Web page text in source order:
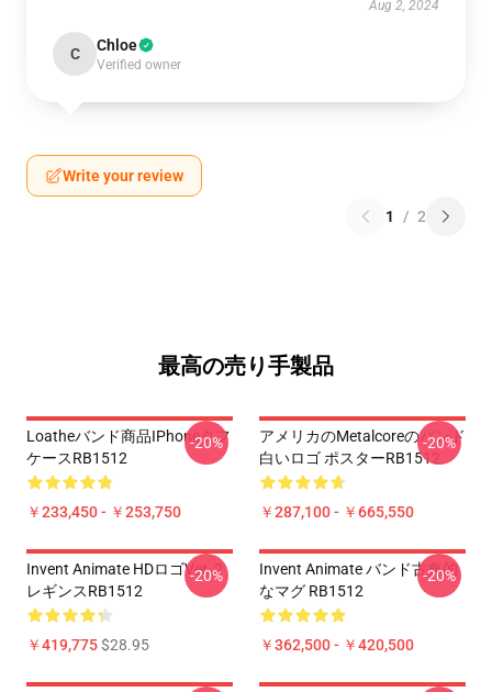
Aug 2, 2024
C Chloe
Verified owner
Write your review
1 / 2
最高の売り手製品
Loatheバンド商品iPhoneタフ
ケースRB1512
￥233,450 - ￥253,750
-20%
アメリカのmetalcoreのバンド
白いロゴ ポスターRB1512
￥287,100 - ￥665,550
-20%
Invent Animate HDロゴVer. 2
レギンスRB1512
￥419,775$28.95
-20%
Invent Animate バンド古典的
なマグ RB1512
￥362,500 - ￥420,500
-20%